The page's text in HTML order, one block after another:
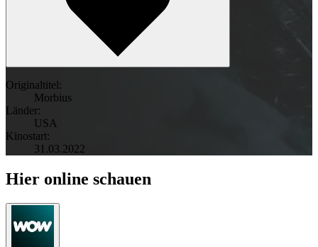
Originaltitel:
Morbius
Länder:
USA
Kinostart:
31.03.2022
Hier online schauen